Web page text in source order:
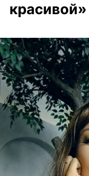
красивой»